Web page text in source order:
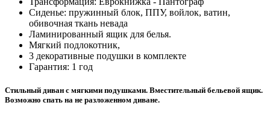
Сиденье: пружинный блок, ППУ, войлок, ватин,
обивочная ткань невада
Ламинированный ящик для белья.
Мягкий подлокотник,
3 декоративные подушки в комплекте
Гарантия: 1 год
Стильный диван с мягкими подушками. Вместительный бельевой ящик.
Возможно спать на не разложенном диване.